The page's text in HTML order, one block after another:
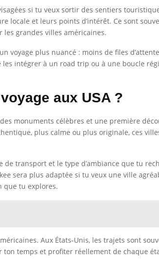
si tu veux sortir des sentiers
locale et leurs points d’intérêt. Ce sont
grandes villes américaines.
plus nuancé : moins de files
intégrer à un road trip ou à une boucle
aux USA ?
monuments célèbres et une première
plus calme ou plus originale, ces
transport et le type d’ambiance que tu
sera plus adaptée si tu veux une ville
que tu explores.
Aux États-Unis, les trajets sont
temps et profiter réellement de chaque